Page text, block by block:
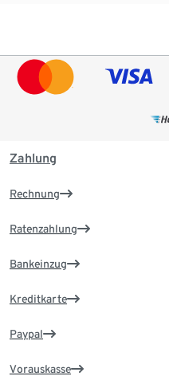
Zahlung
Rechnung
Ratenzahlung
Bankeinzug
Kreditkarte
Paypal
Vorauskasse